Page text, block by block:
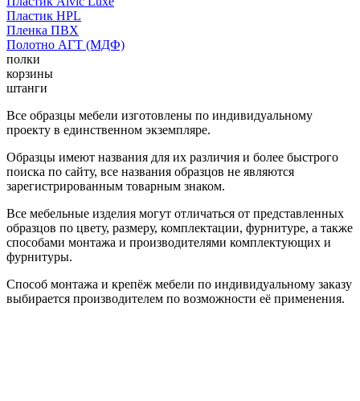
Пластик HPL
Пленка ПВХ
Полотно АГТ (МДФ)
полки
корзины
штанги
Все образцы мебели изготовлены по индивидуальному
проекту в единственном экземпляре.
Образцы имеют названия для их различия и более быстрого
поиска по сайту, все названия образцов не являются
зарегистрированным товарным знаком.
Все мебельные изделия могут отличаться от представленных
образцов по цвету, размеру, комплектации, фурнитуре, а также
способами монтажа и производителями комплектующих и
фурнитуры.
Способ монтажа и крепёж мебели по индивидуальному заказу
выбирается производителем по возможности её применения.